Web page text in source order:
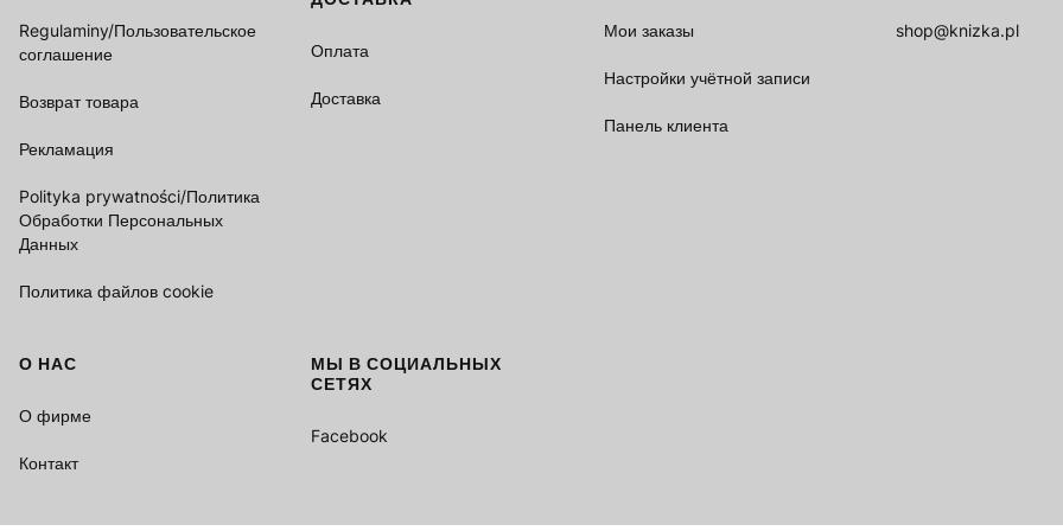
Regulaminy/Пользовательское
соглашение
Возврат товара
Рекламация
Polityka prywatności/Политика
Обработки Персональных
Данных
Политика файлов cookie
Оплата
Доставка
Мои заказы
Настройки учётной записи
Панель клиента
shop@knizka.pl
О НАС
О фирме
Контакт
МЫ В СОЦИАЛЬНЫХ
СЕТЯХ
Facebook